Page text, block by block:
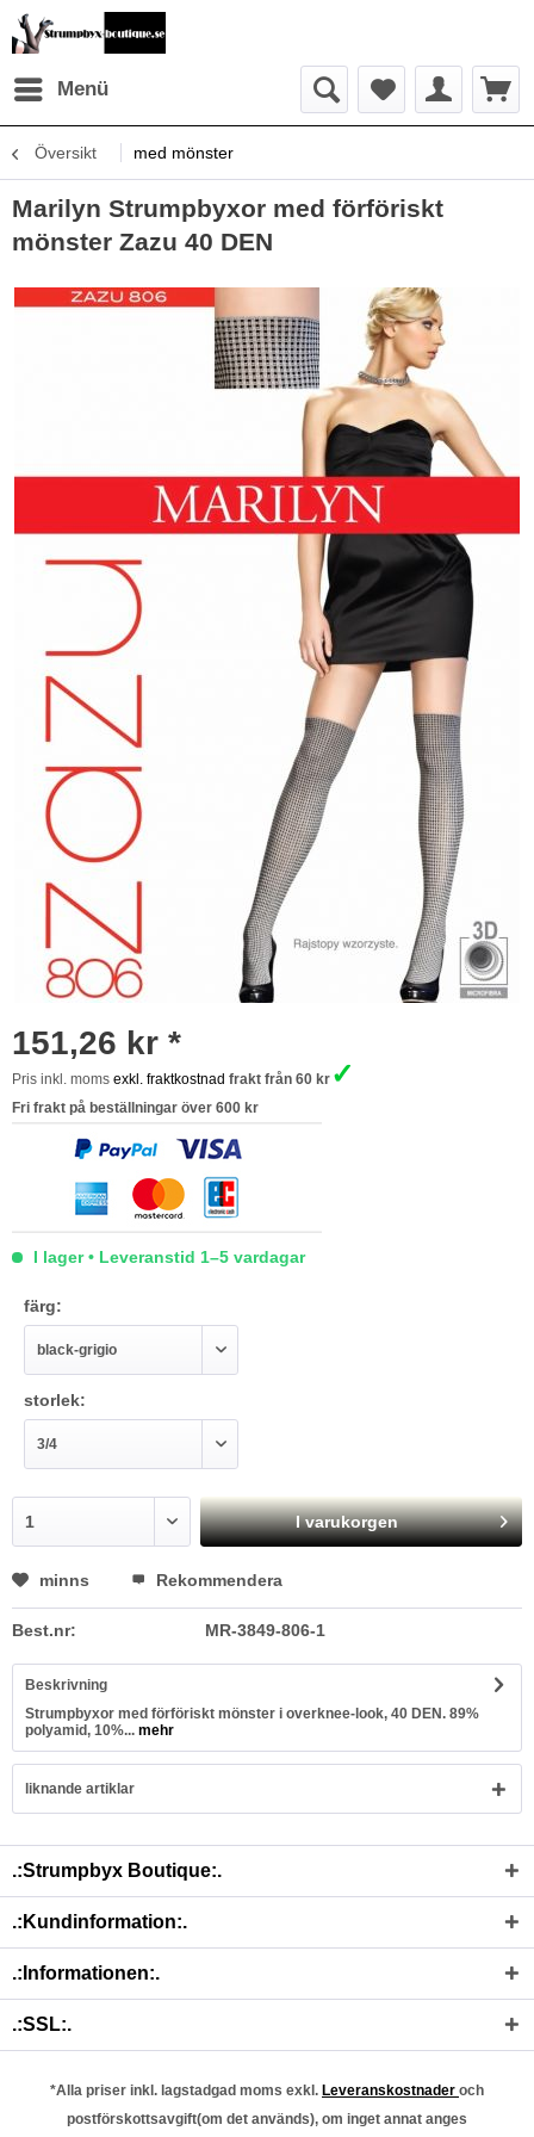
Menü
Översikt med mönster
Marilyn Strumpbyxor med förföriskt
mönster Zazu 40 DEN
151,26 kr *
Pris inkl. moms exkl. fraktkostnad frakt från 60 kr ✓
Fri frakt på beställningar över 600 kr
I lager • Leveranstid 1–5 vardagar
färg:
storlek:
I varukorgen
minns Rekommendera
Best.nr: MR-3849-806-1
Beskrivning
Strumpbyxor med förföriskt mönster i overknee-look, 40 DEN. 89%
polyamid, 10%... mehr
liknande artiklar
.:Strumpbyx Boutique:.
.:Kundinformation:.
.:Informationen:.
.:SSL:.
*Alla priser inkl. lagstadgad moms exkl. Leveranskostnader och
postförskottsavgift(om det används), om inget annat anges